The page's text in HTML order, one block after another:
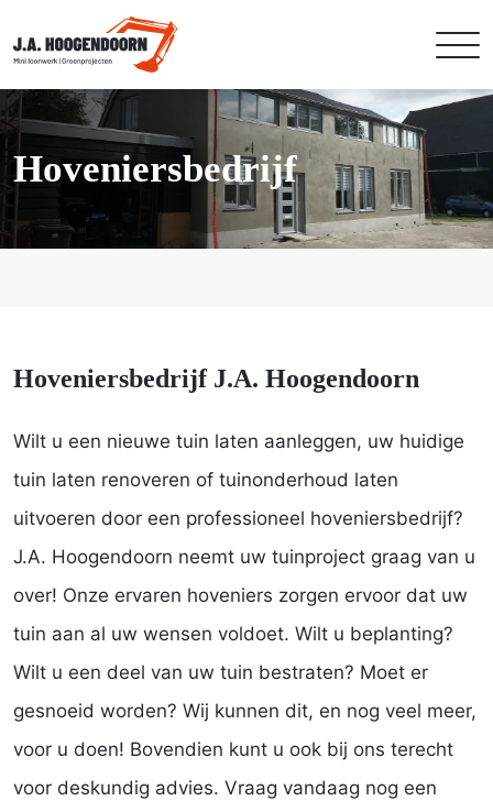
Hoveniersbedrijf
Hoveniersbedrijf J.A. Hoogendoorn
Wilt u een nieuwe tuin laten aanleggen, uw huidige
tuin laten renoveren of tuinonderhoud laten
uitvoeren door een professioneel hoveniersbedrijf?
J.A. Hoogendoorn neemt uw tuinproject graag van u
over! Onze ervaren hoveniers zorgen ervoor dat uw
tuin aan al uw wensen voldoet. Wilt u beplanting?
Wilt u een deel van uw tuin bestraten? Moet er
gesnoeid worden? Wij kunnen dit, en nog veel meer,
voor u doen! Bovendien kunt u ook bij ons terecht
voor deskundig advies. Vraag vandaag nog een